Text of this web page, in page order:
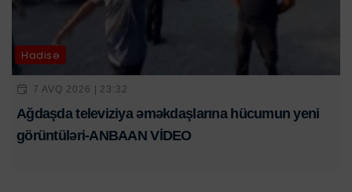
Hadisə
7 AVQ 2026 | 23:32
Ağdaşda televiziya əməkdaşlarına hücumun yeni
görüntüləri-ANBAAN VİDEO